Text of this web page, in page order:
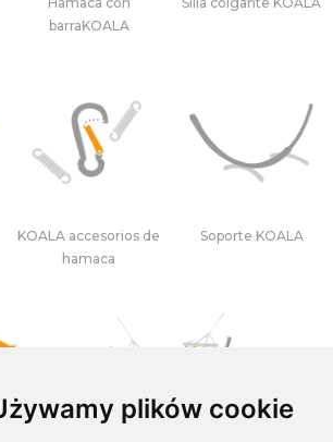
plików cookie
barraKOALA
KOALA accesorios de
hamaca
Soporte KOALA